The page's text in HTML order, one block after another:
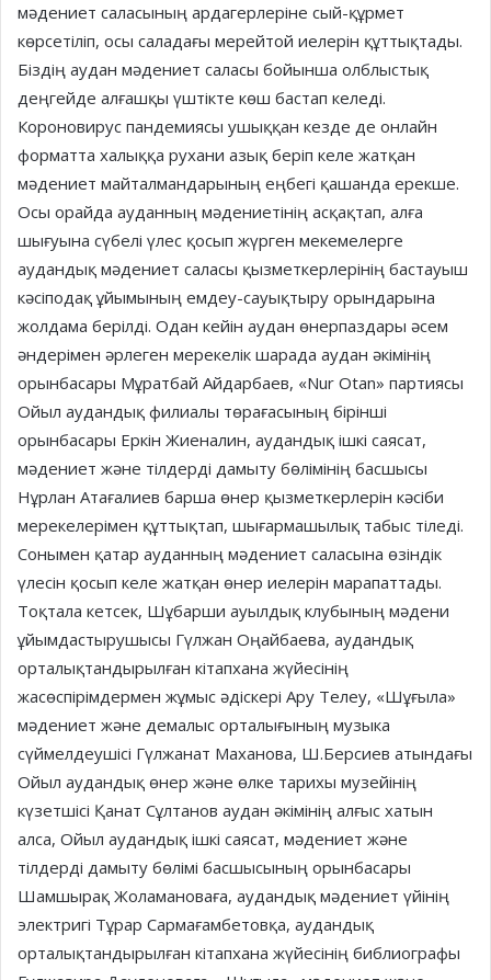
мәдениет саласының ардагерлеріне сый-құрмет
көрсетіліп, осы саладағы мерейтой иелерін құттықтады.
Біздің аудан мәдениет саласы бойынша олблыстық
деңгейде алғашқы үштікте көш бастап келеді.
Короновирус пандемиясы ушыққан кезде де онлайн
форматта халыққа рухани азық беріп келе жатқан
мәдениет майталмандарының еңбегі қашанда ерекше.
Осы орайда ауданның мәдениетінің асқақтап, алға
шығуына сүбелі үлес қосып жүрген мекемелерге
аудандық мәдениет саласы қызметкерлерінің бастауыш
кәсіподақ ұйымының емдеу-сауықтыру орындарына
жолдама берілді. Одан кейін аудан өнерпаздары әсем
әндерімен әрлеген мерекелік шарада аудан әкімінің
орынбасары Мұратбай Айдарбаев, «Nur Otan» партиясы
Ойыл аудандық филиалы төрағасының бірінші
орынбасары Еркін Жиеналин, аудандық ішкі саясат,
мәдениет және тілдерді дамыту бөлімінің басшысы
Нұрлан Атағалиев барша өнер қызметкерлерін кәсіби
мерекелерімен құттықтап, шығармашылық табыс тіледі.
Сонымен қатар ауданның мәдениет саласына өзіндік
үлесін қосып келе жатқан өнер иелерін марапаттады.
Тоқтала кетсек, Шұбарши ауылдық клубының мәдени
ұйымдастырушысы Гүлжан Оңайбаева, аудандық
орталықтандырылған кітапхана жүйесінің
жасөспірімдермен жұмыс әдіскері Ару Телеу, «Шұғыла»
мәдениет және демалыс орталығының музыка
сүймелдеушісі Гүлжанат Маханова, Ш.Берсиев атындағы
Ойыл аудандық өнер және өлке тарихы музейінің
күзетшісі Қанат Сұлтанов аудан әкімінің алғыс хатын
алса, Ойыл аудандық ішкі саясат, мәдениет және
тілдерді дамыту бөлімі басшысының орынбасары
Шамшырақ Жоламановаға, аудандық мәдениет үйінің
электригі Тұрар Сармағамбетовқа, аудандық
орталықтандырылған кітапхана жүйесінің библиографы